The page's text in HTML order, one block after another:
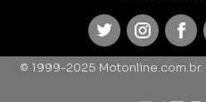
TwitterInstagram
© 1999-2025